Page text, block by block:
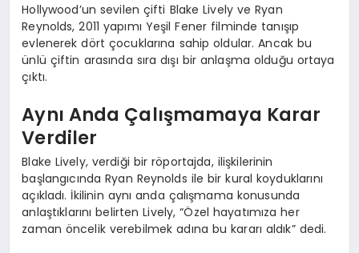
MAGAZIN
DÜNYA
SAĞLIK
Hollywood’un sevilen çifti Blake Lively ve Ryan
Reynolds, 2011 yapımı Yeşil Fener filminde tanışıp
evlenerek dört çocuklarına sahip oldular. Ancak bu
ünlü çiftin arasında sıra dışı bir anlaşma olduğu ortaya
çıktı.
Aynı Anda Çalışmamaya Karar
Verdiler
Blake Lively, verdiği bir röportajda, ilişkilerinin
başlangıcında Ryan Reynolds ile bir kural koyduklarını
açıkladı. İkilinin aynı anda çalışmama konusunda
anlaştıklarını belirten Lively, “Özel hayatımıza her
zaman öncelik verebilmek adına bu kararı aldık” dedi.